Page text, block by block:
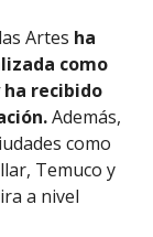
Artes ha
como
ha recibido
Además,
como
Temuco y
a nivel